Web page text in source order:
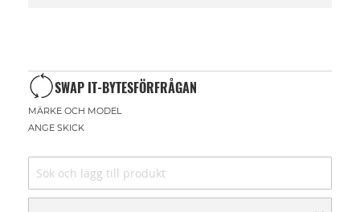
SWAP IT-BYTESFÖRFRÅGAN
MÄRKE OCH MODEL
ANGE SKICK